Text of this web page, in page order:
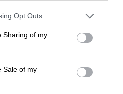
app uses one or more Google
behaviour. You may click to
and its third-party tags to
purposes in below Google
Opt Outs
Sharing of my
Sale of my
πανηγυρικό βίντεο -
καλώς ήρθατε στη